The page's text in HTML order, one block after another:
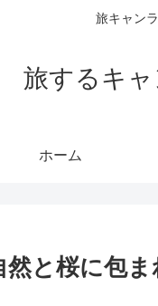
旅キャン
旅するキ
ホーム
と桜に包